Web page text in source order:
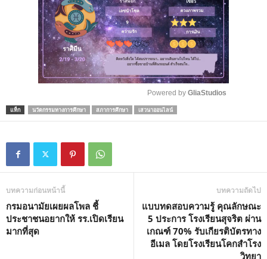
Powered by GliaStudios
แท็ก นวัตกรรมทางการศึกษา สภาการศึกษา เสวนาออนไลน์
บทความก่อนหน้านี้
กรมอนามัยเผยผลโพล ชี้
ประชาชนอยากให้ รร.เปิดเรียน
มากที่สุด
บทความถัดไป
แบบทดสอบความรู้ คุณลักษณะ
5 ประการ โรงเรียนสุจริต ผ่าน
เกณฑ์ 70% รับเกียรติบัตรทาง
อีเมล โดยโรงเรียนโคกสำโรง
วิทยา